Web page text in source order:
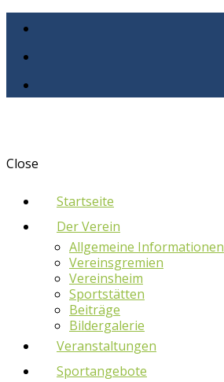
Close
Startseite
Der Verein
Allgemeine Informationen
Vereinsgremien
Vereinsheim
Sportstätten
Beiträge
Bildergalerie
Veranstaltungen
Sportangebote